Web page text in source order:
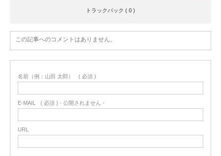
トラックバック ( 0 )
この記事へのコメントはありません。
名前（例：山田 太郎） ( 必須 )
E-MAIL ( 必須 ) - 公開されません -
URL